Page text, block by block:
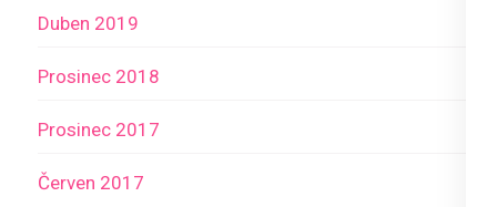
Duben 2019
Prosinec 2018
Prosinec 2017
Červen 2017